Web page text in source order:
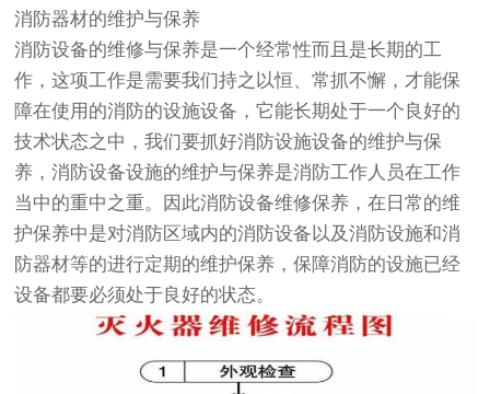
消防器材的维护与保养
消防设备的维修与保养是一个经常性而且是长期的工
作，这项工作是需要我们持之以恒、常抓不懈，才能保
障在使用的消防的设施设备，它能长期处于一个良好的
技术状态之中，我们要抓好消防设施设备的维护与保
养，消防设备设施的维护与保养是消防工作人员在工作
当中的重中之重。因此消防设备维修保养，在日常的维
护保养中是对消防区域内的消防设备以及消防设施和消
防器材等的进行定期的维护保养，保障消防的设施已经
设备都要必须处于良好的状态。